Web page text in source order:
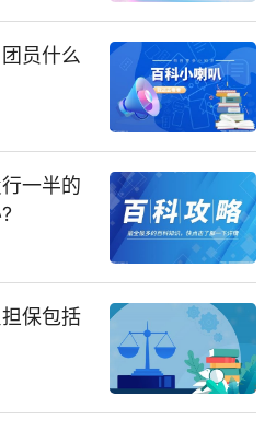
员什么
一半的
保包括